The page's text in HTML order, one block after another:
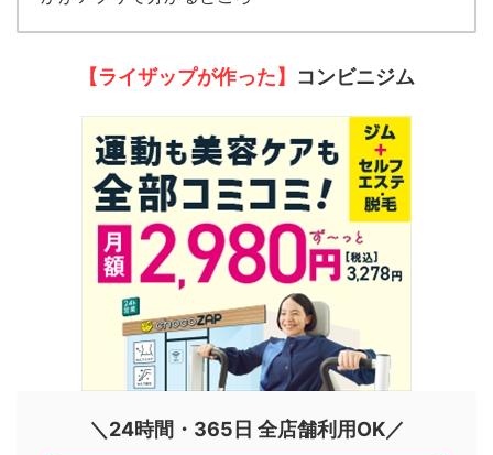
【ライザップが作った】 コンビニジム
＼24時間・365日 全店舗利用OK／